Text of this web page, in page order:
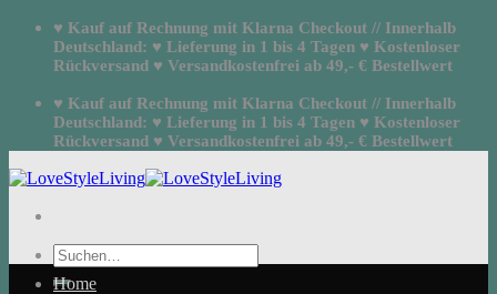
Zum
springen
♥ Kauf auf Rechnung mit Klarna Checkout // Innerhalb
Deutschland: ♥ Lieferung in 1 bis 4 Tagen ♥ Kostenloser
Rückversand ♥ Versandkostenfrei ab 49,- € Bestellwert
♥ Kauf auf Rechnung mit Klarna Checkout // Innerhalb
Deutschland: ♥ Lieferung in 1 bis 4 Tagen ♥ Kostenloser
Rückversand ♥ Versandkostenfrei ab 49,- € Bestellwert
Suchen
nach:
Home